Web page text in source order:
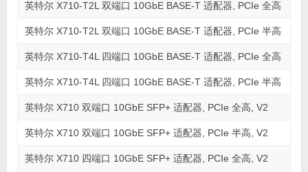
英特尔 X710-T2L 双端口 10GbE BASE-T 适配器, PCIe 全高
英特尔 X710-T2L 双端口 10GbE BASE-T 适配器, PCIe 半高
英特尔 X710-T4L 四端口 10GbE BASE-T 适配器, PCIe 全高
英特尔 X710-T4L 四端口 10GbE BASE-T 适配器, PCIe 半高
英特尔 X710 双端口 10GbE SFP+ 适配器, PCIe 全高, V2
英特尔 X710 双端口 10GbE SFP+ 适配器, PCIe 半高, V2
英特尔 X710 四端口 10GbE SFP+ 适配器, PCIe 全高, V2